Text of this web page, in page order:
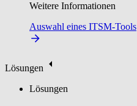
Weitere Informationen
Auswahl eines ITSM-Tools
Lösungen
Lösungen